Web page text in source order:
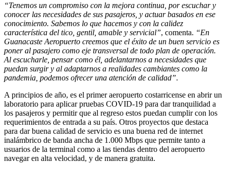
“Tenemos un compromiso con la mejora continua, por escuchar y
conocer las necesidades de sus pasajeros, y actuar basados en ese
conocimiento. Sabemos lo que hacemos y con la calidez
característica del tico, gentil, amable y servicial”, comenta. “En
Guanacaste Aeropuerto creemos que el éxito de un buen servicio es
poner al pasajero como eje transversal de todo plan de operación.
Al escucharle, pensar como él, adelantarnos a necesidades que
puedan surgir y al adaptarnos a realidades cambiantes como la
pandemia, podemos ofrecer una atención de calidad”.
A principios de año, es el primer aeropuerto costarricense en abrir un
laboratorio para aplicar pruebas COVID-19 para dar tranquilidad a
los pasajeros y permitir que al regreso estos puedan cumplir con los
requerimientos de entrada a su país. Otros proyectos que destaca
para dar buena calidad de servicio es una buena red de internet
inalámbrico de banda ancha de 1.000 Mbps que permite tanto a
usuarios de la terminal como a las tiendas dentro del aeropuerto
navegar en alta velocidad, y de manera gratuita.